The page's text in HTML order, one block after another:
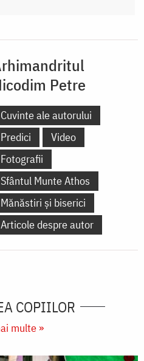
Petre
Cuvinte ale autorului
Predici
Video
Fotografii
Sfântul Munte Athos
Mănăstiri și biserici
Articole despre autor
COPIILOR
multe »